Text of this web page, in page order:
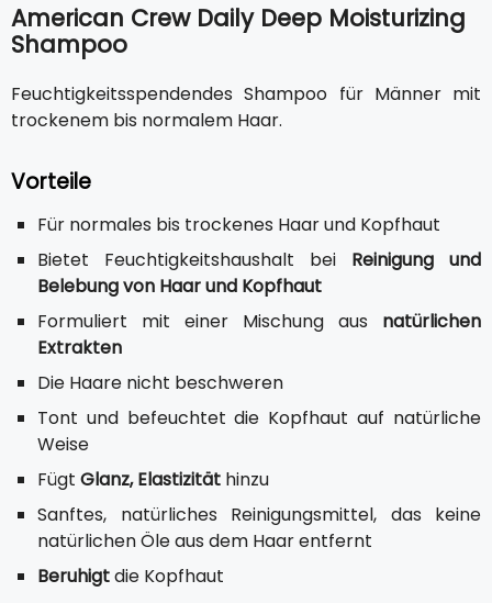
American Crew Daily Deep Moisturizing
Shampoo
Feuchtigkeitsspendendes Shampoo für Männer mit
trockenem bis normalem Haar.
Vorteile
Für normales bis trockenes Haar und Kopfhaut
Bietet Feuchtigkeitshaushalt bei Reinigung und
Belebung von Haar und Kopfhaut
Formuliert mit einer Mischung aus natürlichen
Extrakten
Die Haare nicht beschweren
Tont und befeuchtet die Kopfhaut auf natürliche
Weise
Fügt Glanz, Elastizität hinzu
Sanftes, natürliches Reinigungsmittel, das keine
natürlichen Öle aus dem Haar entfernt
Beruhigtdie Kopfhaut